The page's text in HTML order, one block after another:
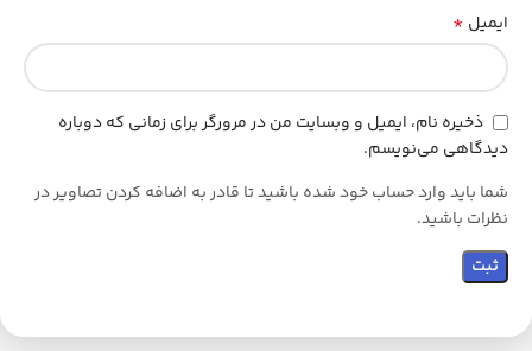
ایمیل *
ذخیره نام، ایمیل و وبسایت من در مرورگر برای زمانی که دوباره
دیدگاهی می‌نویسم.
شما باید وارد حساب خود شده باشید تا قادر به اضافه کردن تصاویر در
نظرات باشید.